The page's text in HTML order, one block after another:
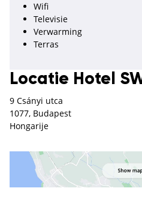
Wifi
Televisie
Verwarming
Terras
Locatie Hotel
9 Csányi utca
1077, Budapest
Hongarije